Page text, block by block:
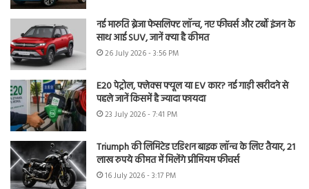
नई मारुति ब्रेजा फेसलिफ्ट लॉन्च, नए फीचर्स और टर्बो इंजन के
साथ आई SUV, जानें क्या है कीमत
26 July 2026 - 3:56 PM
E20 पेट्रोल, फ्लेक्स फ्यूल या EV कार? नई गाड़ी खरीदने से
पहले जानें किसमें है ज्यादा फायदा
23 July 2026 - 7:41 PM
Triumph की लिमिटेड एडिशन बाइक लॉन्च के लिए तैयार, 21
लाख रुपये कीमत में मिलेंगे प्रीमियम फीचर्स
16 July 2026 - 3:17 PM